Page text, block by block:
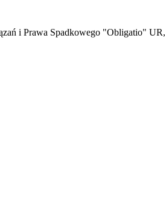
i Prawa Spadkowego "Obligatio"